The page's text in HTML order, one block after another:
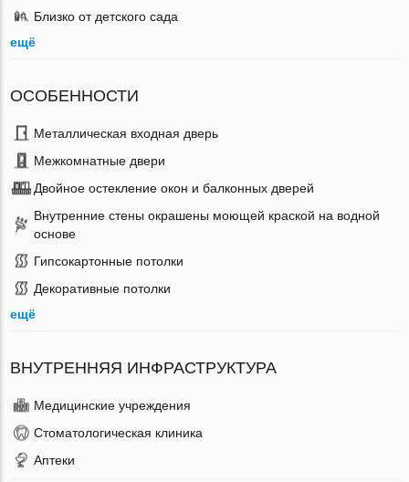
Близко от детского сада
ещё
ОСОБЕННОСТИ
Металлическая входная дверь
Межкомнатные двери
Двойное остекление окон и балконных дверей
Внутренние стены окрашены моющей краской на водной
основе
Гипсокартонные потолки
Декоративные потолки
ещё
ВНУТРЕННЯЯ ИНФРАСТРУКТУРА
Медицинские учреждения
Стоматологическая клиника
Аптеки